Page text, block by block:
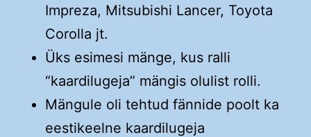
Impreza, Mitsubishi Lancer, Toyota
Corolla jt.
Üks esimesi mänge, kus ralli
“kaardilugeja” mängis olulist rolli.
Mängule oli tehtud fännide poolt ka
eestikeelne kaardilugeja